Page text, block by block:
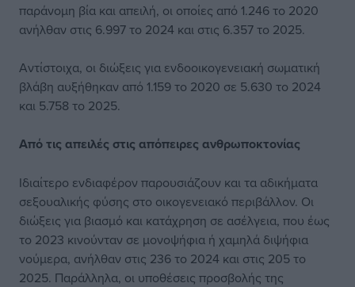
παράνομη βία και απειλή, οι οποίες από 1.246 το 2020
ανήλθαν στις 6.997 το 2024 και στις 6.357 το 2025.
Αντίστοιχα, οι διώξεις για ενδοοικογενειακή σωματική
βλάβη αυξήθηκαν από 1.159 το 2020 σε 5.630 το 2024
και 5.758 το 2025.
Από τις απειλές στις απόπειρες ανθρωποκτονίας
Ιδιαίτερο ενδιαφέρον παρουσιάζουν και τα αδικήματα
σεξουαλικής φύσης στο οικογενειακό περιβάλλον. Οι
διώξεις για βιασμό και κατάχρηση σε ασέλγεια, που έως
το 2023 κινούνταν σε μονοψήφια ή χαμηλά διψήφια
νούμερα, ανήλθαν στις 236 το 2024 και στις 205 το
2025. Παράλληλα, οι υποθέσεις προσβολής της